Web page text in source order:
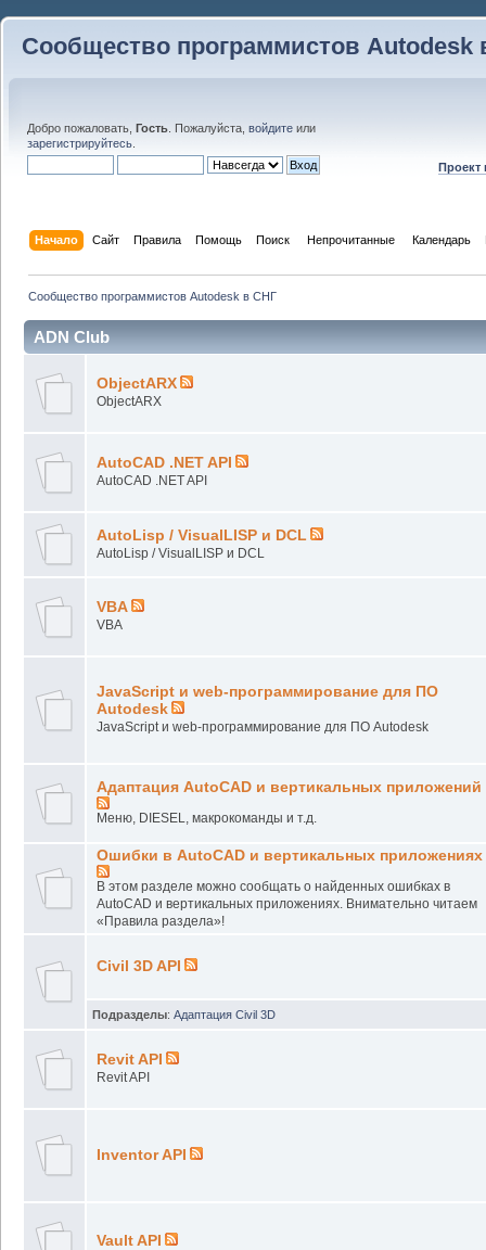
Сообщество программистов Autodesk
Добро пожаловать, Гость . Пожалуйста, войдите или
зарегистрируйтесь
Проект
Начало Сайт Правила Помощь Поиск Непрочитанные Календарь
Сообщество программистов Autodesk в СНГ
ADN Club
ObjectARX
ObjectARX
AutoCAD .NET API
AutoCAD .NET API
AutoLisp / VisualLISP и DCL
AutoLisp / VisualLISP и DCL
VBA
VBA
JavaScript и web-программирование для ПО
Autodesk
JavaScript и web-программирование для ПО Autodesk
Адаптация AutoCAD и вертикальных приложений
Меню, DIESEL, макрокоманды и т.д.
Ошибки в AutoCAD и вертикальных приложениях
В этом разделе можно сообщать о найденных ошибках в
AutoCAD и вертикальных приложениях. Внимательно читаем
«Правила раздела»!
Civil 3D API
Подразделы: Адаптация Civil 3D
Revit API
Revit API
Inventor API
Vault API